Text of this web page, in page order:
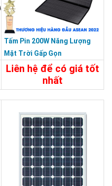
Tấm Pin 200W Năng Lượng
Mặt Trời Gấp Gọn
Liên hệ để có giá tốt
nhất